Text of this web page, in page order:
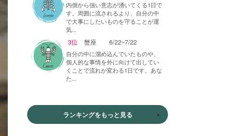
内側から強い意志が湧いてくる1日で
す。周囲に流されるより、自分の中
で大事にしたいものを守ることが運
気...
3位 蟹座 6/22~7/22
自分の中に溜め込んでいたものや、
個人的な事情を外に向けて出してい
くことで流れが変わる1日です。あな
た...
ランキングをもっと見る